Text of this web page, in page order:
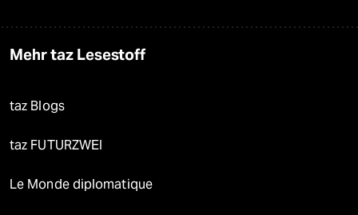
Mehr taz Lesestoff
taz Blogs
taz FUTURZWEI
Le Monde diplomatique